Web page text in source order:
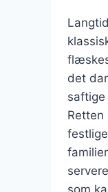
det
som